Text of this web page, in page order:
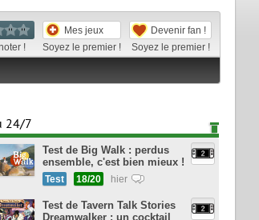
!
Mes jeux
Soyez le premier !
Devenir fan !
Soyez le premier !
24/7
Test de Big Walk : perdus
ensemble, c'est bien mieux !
Test 18/20 hier
Test de Tavern Talk Stories
Dreamwalker : un cocktail